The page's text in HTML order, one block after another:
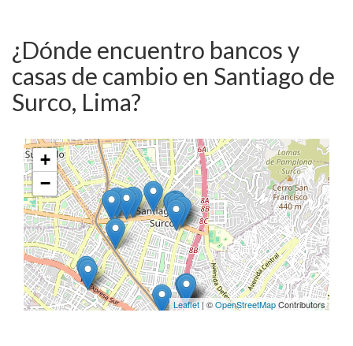
¿Dónde encuentro bancos y
casas de cambio en Santiago de
Surco, Lima?
+
−
Leaflet| ©OpenStreetMapContributors